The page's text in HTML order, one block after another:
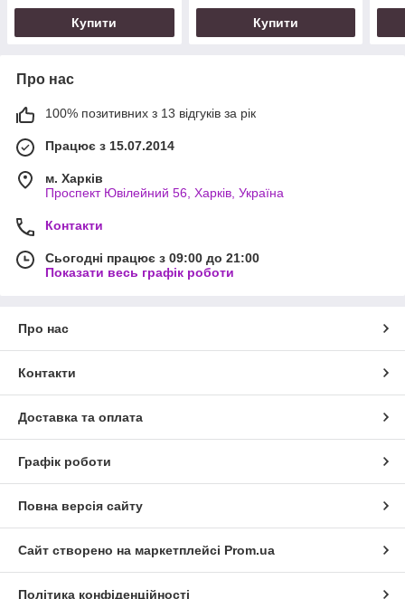
Купити Купити
Про нас
100% позитивних з 13 відгуків за рік
Працює з 15.07.2014
м. Харків
Проспект Ювілейний 56, Харків, Україна
Контакти
Сьогодні працює з 09:00 до 21:00
Показати весь графік роботи
Про нас
Контакти
Доставка та оплата
Графік роботи
Повна версія сайту
Сайт створено на маркетплейсі Prom.ua
Політика конфіденційності